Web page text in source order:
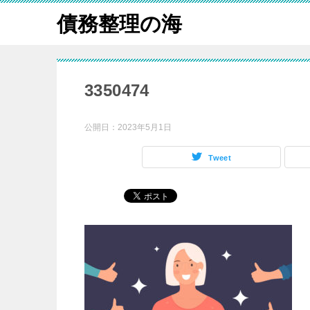
債務整理の海
3350474
公開日： 2023年5月1日
Tweet